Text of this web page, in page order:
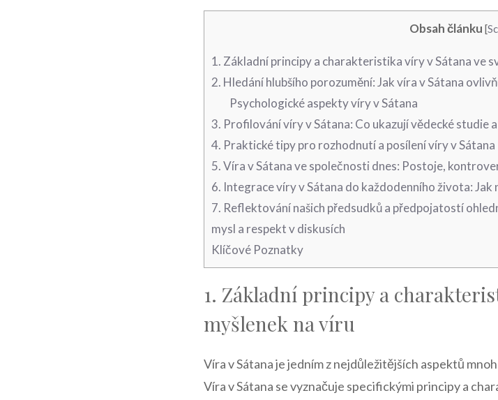
Obsah článku [
1. Základní principy a ⁢charakteristika víry v Sátana ve
2.‌ Hledání hlubšího porozumění: Jak víra v Sátana
Psychologické aspekty víry v Sátana
3. Profilování víry v Sátana: Co‌ ukazují⁢ vědecké​ studie
4. Praktické tipy pro‌ rozhodnutí a posílení víry v Sátana
5. Víra ⁤v Sátana ve ‍společnosti dnes: Postoje,
6. Integrace víry v Sátana do každodenního života:
7. Reflektování našich předsudků a předpojatostí
⁤mysl a‌ respekt v diskusích
Klíčové Poznatky
1. Základní principy a
⁣myšlenek na víru
Víra v Sátana​ je jedním​ z nejdůležitějších aspektů⁢
Víra v Sátana se vyznačuje specifickými ​principy a‍